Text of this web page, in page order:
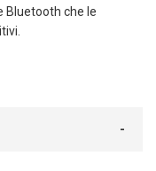
Bluetooth che le